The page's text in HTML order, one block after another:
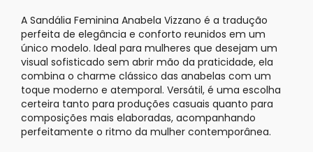
A Sandália Feminina Anabela Vizzano é a tradução
perfeita de elegância e conforto reunidos em um
único modelo. Ideal para mulheres que desejam um
visual sofisticado sem abrir mão da praticidade, ela
combina o charme clássico das anabelas com um
toque moderno e atemporal. Versátil, é uma escolha
certeira tanto para produções casuais quanto para
composições mais elaboradas, acompanhando
perfeitamente o ritmo da mulher contemporânea.